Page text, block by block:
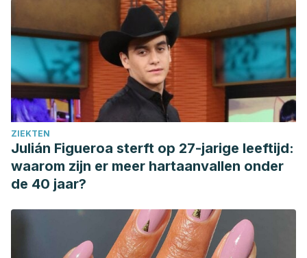
ZIEKTEN
Julián Figueroa sterft op 27-jarige leeftijd:
waarom zijn er meer hartaanvallen onder
de 40 jaar?